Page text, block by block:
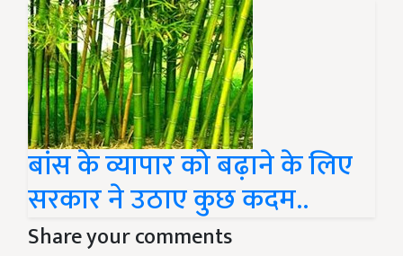
बांस के व्यापार को बढ़ाने के लिए
सरकार ने उठाए कुछ कदम..
Share your comments